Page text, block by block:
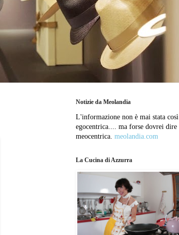
Notizie da Meolandia
L'informazione non è mai stata così
egocentrica.... ma forse dovrei dire
meocentrica. meolandia.com
La Cucina di Azzurra